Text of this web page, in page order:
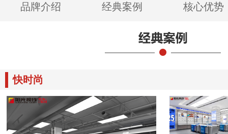
品牌介绍 经典案例 核心优势
快时尚